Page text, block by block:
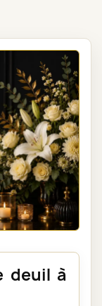
deuil à